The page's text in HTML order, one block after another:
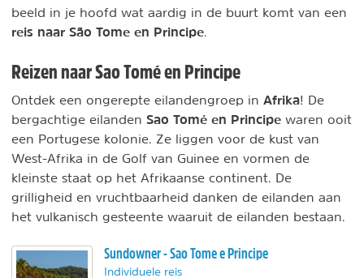
beeld in je hoofd wat aardig in de buurt komt van een
reis naar São Tome en Principe
Reizen naar Sao Tomé en Principe
Ontdek een ongerepte eilandengroep in Afrika! De
bergachtige eilanden Sao Tomé en Principe waren ooit
een Portugese kolonie. Ze liggen voor de kust van
West-Afrika in de Golf van Guinee en vormen de
kleinste staat op het Afrikaanse continent. De
grilligheid en vruchtbaarheid danken de eilanden aan
het vulkanisch gesteente waaruit de eilanden bestaan.
Sundowner - Sao Tome e Principe
Individuele reis